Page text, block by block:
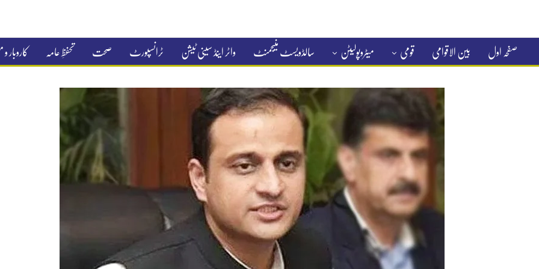
صفحہ اول بین الاقوامی قومی میٹروپولیٹن سالڈویسٹ منیجمنٹ واٹر اینڈ سینی ٹیشن ٹرانسپورٹ صحت تحفظِ عامہ کاروبار